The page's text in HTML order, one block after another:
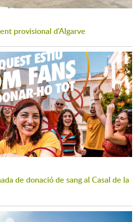
provisional d'Algarve
de donació de sang al Casal de la